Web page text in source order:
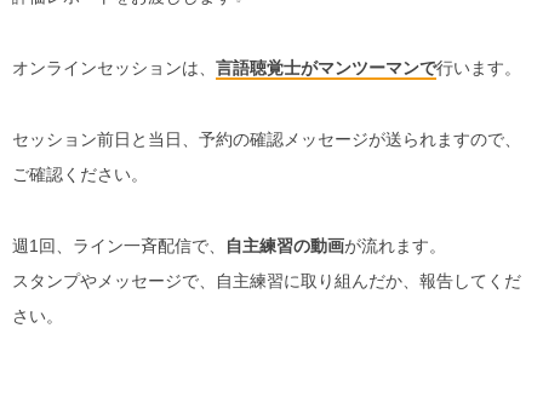
オンラインセッションは、 言語聴覚士がマンツーマンで行います。
セッション前日と当日、予約の確認メッセージが送られますので、
ご確認ください。
週1回、ライン一斉配信で、 自主練習の動画が流れます。
スタンプやメッセージで、自主練習に取り組んだか、報告してくだ
さい。